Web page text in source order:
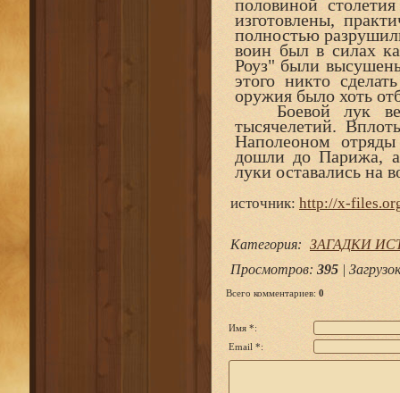
половиной
изготовлены,
полностью
воин был в силах
Роуз" были
этого никто
оружия было хоть
Боевой лук
тысячелетий.
Наполеоном
дошли до Парижа, а
луки оставались на
источник: http://x-
Категория: ЗАГАДКИ
Просмотров: 395 | Загрузок
Всего комментариев: 0
Имя *:
Email *: